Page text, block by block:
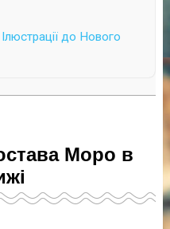
Ілюстрації до Нового
Моро в